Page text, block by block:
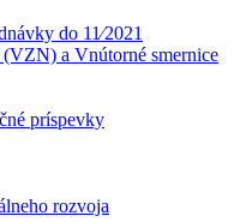
do 11⁄2021
(VZN) a Vnútorné smernice
príspevky
rozvoja